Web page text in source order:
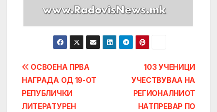
Post
navigation
103 УЧЕНИЦИ
УЧЕСТВУВАА НА
РЕГИОНАЛНИОТ
НАТПРЕВАР ПО
ОСВОЕНА ПРВА
НАГРАДА ОД 19-ОТ
РЕПУБЛИЧКИ
ЛИТЕРАТУРЕН